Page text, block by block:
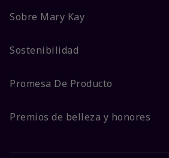
Sobre Mary Kay
Sostenibilidad
Promesa De Producto
Premios de belleza y honores